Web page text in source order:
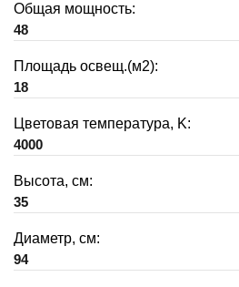
Общая мощность:
48
Площадь освещ.(м2):
18
Цветовая температура, K:
4000
Высота, см:
35
Диаметр, см:
94